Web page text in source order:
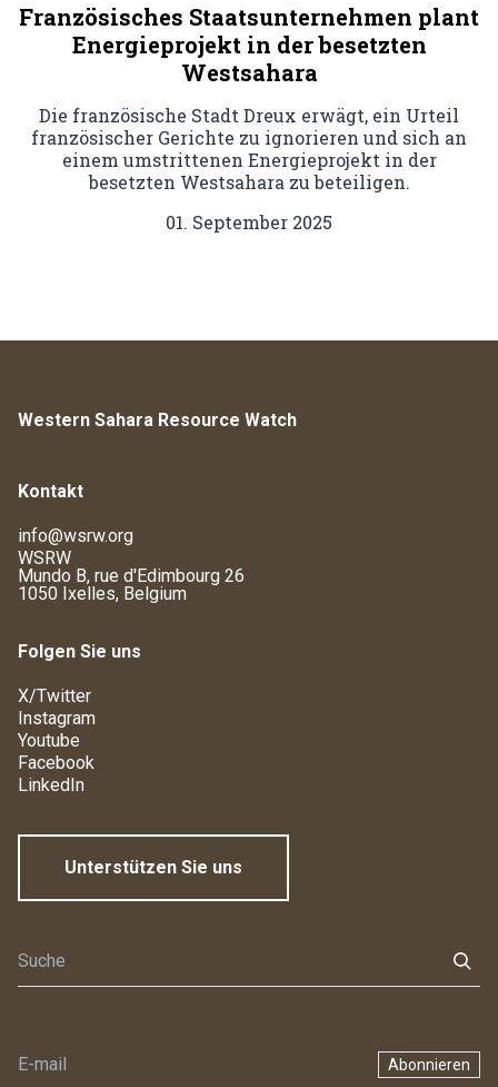
Französisches Staatsunternehmen plant
Energieprojekt in der besetzten
Westsahara
Die französische Stadt Dreux erwägt, ein Urteil
französischer Gerichte zu ignorieren und sich an
einem umstrittenen Energieprojekt in der
besetzten Westsahara zu beteiligen.
01. September 2025
Western Sahara Resource Watch
Kontakt
info@wsrw.org
WSRW
Mundo B, rue d'Edimbourg 26
1050 Ixelles, Belgium
Folgen Sie uns
X/Twitter
Instagram
Youtube
Facebook
LinkedIn
Unterstützen Sie uns
Abonnieren